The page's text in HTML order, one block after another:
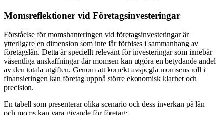
Momsreflektioner vid Företagsinvesteringar
Förståelse för momshanteringen vid företagsinvesteringar är
ytterligare en dimension som inte får förbises i sammanhang av
företagslån. Detta är speciellt relevant för investeringar som innebär
väsentliga anskaffningar där momsen kan utgöra en betydande andel
av den totala utgiften. Genom att korrekt avspegla momsens roll i
finansieringen kan företag uppnå större ekonomisk klarhet och
precision.
En tabell som presenterar olika scenario och dess inverkan på lån
och moms kan vara givande för företag: